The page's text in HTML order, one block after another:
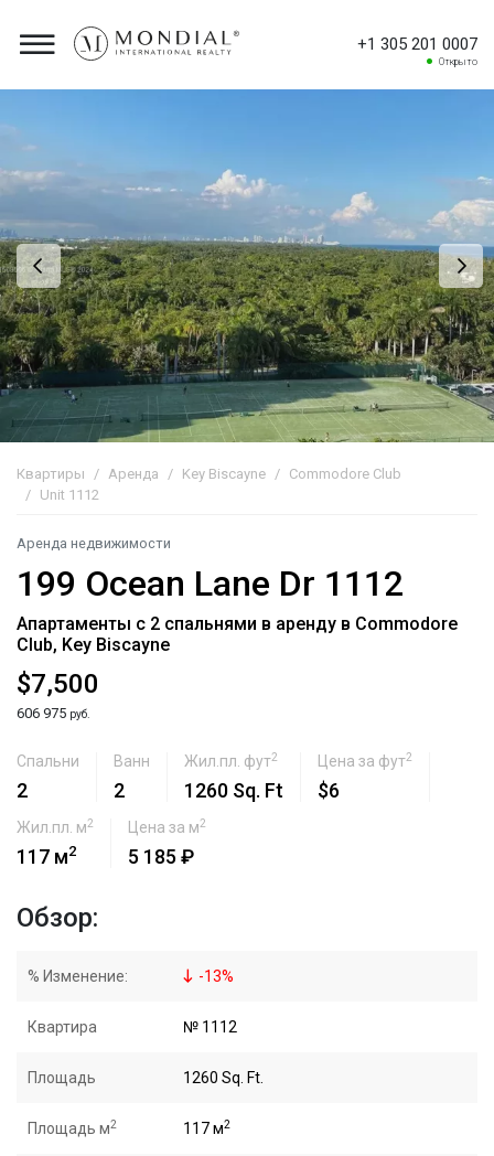
+1 305 201 0007
Открыто
Квартиры Аренда Key Biscayne
Commodore Club
Unit 1112
Аренда недвижимости
199 Ocean Lane Dr 1112
Апартаменты с 2 спальнями в аренду в Commodore
Club, Key Biscayne
$7,500
606 975 руб.
Спальни
2
Ванн
2
Жил.пл. фут2
1260 Sq. Ft
Цена за фут2
$6
Жил.пл. м2
117 м2
Цена за м2
5 185 ₽
Обзор:
% Изменение: -13%
Квартира № 1112
Площадь 1260 Sq. Ft.
Площадь м2 117 м2